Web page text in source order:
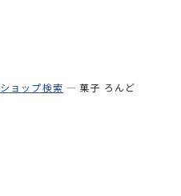
ショップ検索 菓子 ろんど